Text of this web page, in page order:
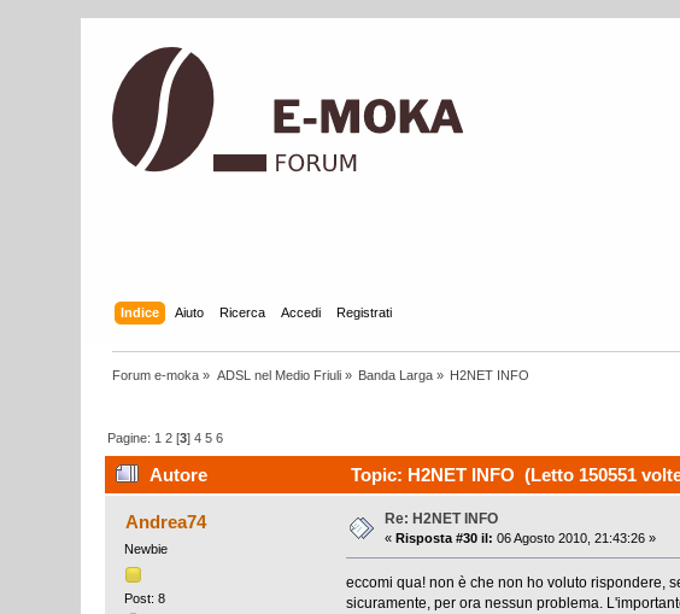
Indice Aiuto Ricerca Accedi Registrati
Forum e-moka » ADSL nel Medio Friuli» Banda Larga » H2NET INFO
Pagine: 1 2 [3]4 5 6
Autore Topic: H2NET INFO (Letto 150551
Andrea74
Newbie
Post: 8
Re: H2NET INFO
« Risposta #30 il: 06 Agosto 2010, 21:43:26 »
eccomi qua! non è che non ho voluto rispondere,
sicuramente, per ora nessun problema.